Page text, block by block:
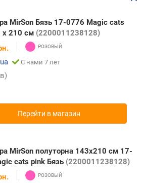
MirSon Бязь 17-0776 Magic cats
x 210 см (2200011238128)
С нами 7 лет
Перейти в магазин
MirSon полуторна 143x210 см 17-
cats pink Бязь (2200011238128)